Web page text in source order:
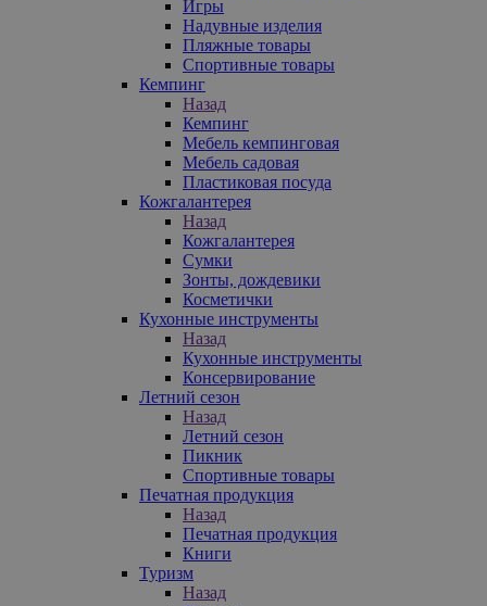
Игры
Надувные изделия
Пляжные товары
Спортивные товары
Кемпинг
Назад
Кемпинг
Мебель кемпинговая
Мебель садовая
Пластиковая посуда
Кожгалантерея
Назад
Кожгалантерея
Сумки
Зонты, дождевики
Косметички
Кухонные инструменты
Назад
Кухонные инструменты
Консервирование
Летний сезон
Назад
Летний сезон
Пикник
Спортивные товары
Печатная продукция
Назад
Печатная продукция
Книги
Туризм
Назад